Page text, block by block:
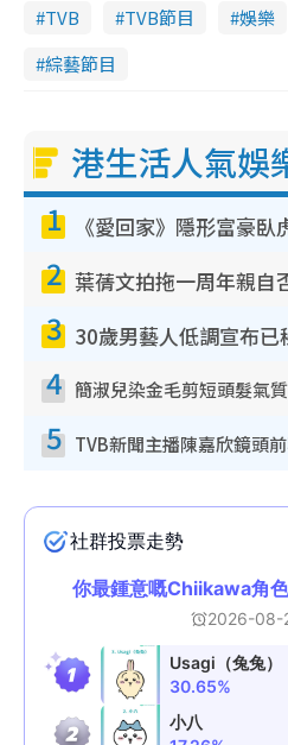
TVB TVB節目 娛樂
綜藝節目
港生活人氣娛
1
2
3
4
5